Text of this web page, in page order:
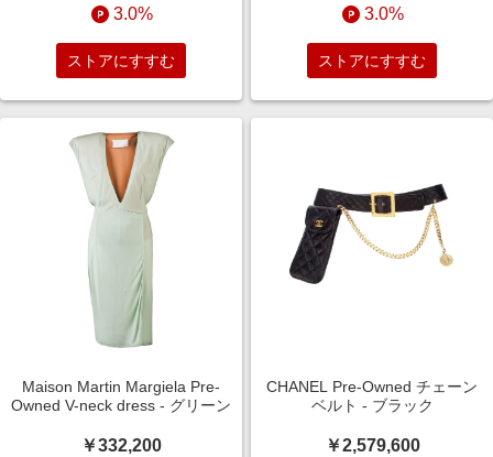
3.0%
ストアにすすむ
3.0%
ストアにすすむ
Maison Martin Margiela Pre-
Owned V-neck dress - グリーン
￥332,200
CHANEL Pre-Owned チェーン
ベルト - ブラック
￥2,579,600